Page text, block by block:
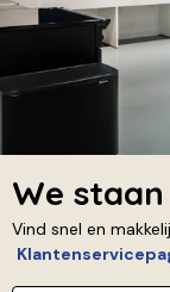
We
Vind snel en